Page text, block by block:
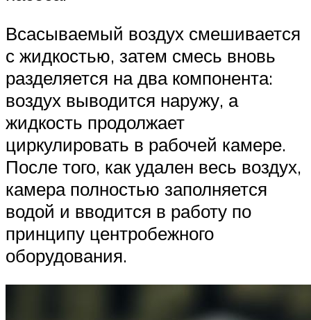
Всасываемый воздух смешивается
с жидкостью, затем смесь вновь
разделяется на два компонента:
воздух выводится наружу, а
жидкость продолжает
циркулировать в рабочей камере.
После того, как удален весь воздух,
камера полностью заполняется
водой и вводится в работу по
принципу центробежного
оборудования.